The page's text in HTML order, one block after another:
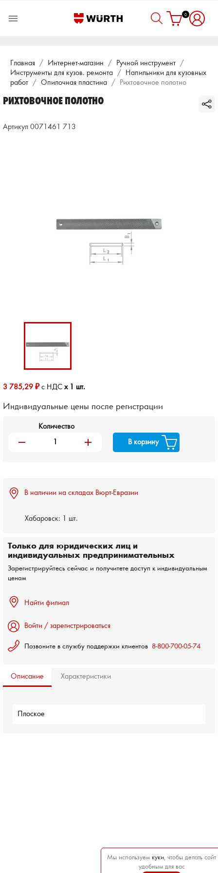
Мы используем куки , чтобы делать сайт
удобным для вас
 0
Главная Интернет-магазин
Ручной инструмент
Инструменты для кузов. ремонта
Напильники для кузовных
работ
Опилочная пластина Рихтовочное полотно
РИХТОВОЧНОЕ ПОЛОТНО
Артикул 0071461 713
3 785,29 ₽с НДСx 1 шт.
Индивидуальные цены после регистрации
Количество
remove add В корзину
В наличии на складах Вюрт-Евразии
Хабаровск: 1 шт.
Только для юридических лиц и
индивидуальных предпринимательных
Зарегистрируйтесь сейчас и получитете доступ к индивидуальным
ценам
Найти филиал
Войти / зарегистрироваться
Позвоните в службу поддержки клиентов 8-800-700-05-74
Описание Характеристики
Плоское